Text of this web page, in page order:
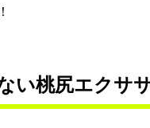
い桃尻エクササ